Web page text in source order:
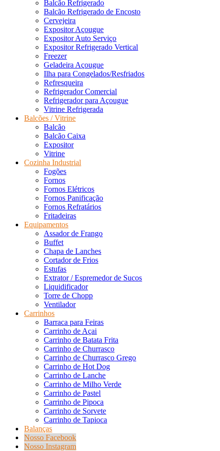
Balcão Refrigerado
Balcão Refrigerado de Encosto
Cervejeira
Expositor Açougue
Expositor Auto Serviço
Expositor Refrigerado Vertical
Freezer
Geladeira Açougue
Ilha para Congelados/Resfriados
Refresqueira
Refrigerador Comercial
Refrigerador para Açougue
Vitrine Refrigerada
Balcões / Vitrine
Balcão
Balcão Caixa
Expositor
Vitrine
Cozinha Industrial
Fogões
Fornos
Fornos Elétricos
Fornos Panificação
Fornos Refratários
Fritadeiras
Equipamentos
Assador de Frango
Buffet
Chapa de Lanches
Cortador de Frios
Estufas
Extrator / Espremedor de Sucos
Liquidificador
Torre de Chopp
Ventilador
Carrinhos
Barraca para Feiras
Carrinho de Açai
Carrinho de Batata Frita
Carrinho de Churrasco
Carrinho de Churrasco Grego
Carrinho de Hot Dog
Carrinho de Lanche
Carrinho de Milho Verde
Carrinho de Pastel
Carrinho de Pipoca
Carrinho de Sorvete
Carrinho de Tapioca
Balanças
Nosso Facebook
Nosso Instagram